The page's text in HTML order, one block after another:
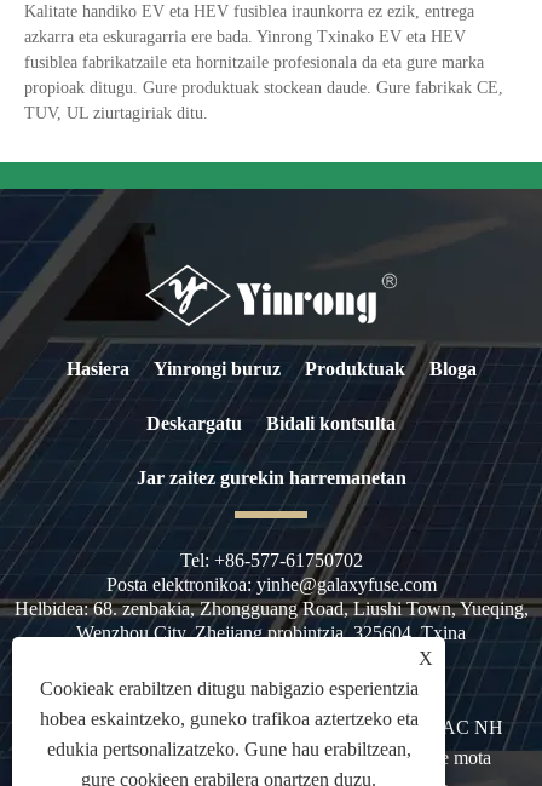
Kalitate handiko EV eta HEV fusiblea iraunkorra ez ezik, entrega
azkarra eta eskuragarria ere bada. Yinrong Txinako EV eta HEV
fusiblea fabrikatzaile eta hornitzaile profesionala da eta gure marka
propioak ditugu. Gure produktuak stockean daude. Gure fabrikak CE,
TUV, UL ziurtagiriak ditu.
Hasiera Yinrongi buruz Produktuak Bloga
Deskargatu Bidali kontsulta
Jar zaitez gurekin harremanetan
Tel: +86-577-61750702
Posta elektronikoa:yinhe@galaxyfuse.com
Helbidea:68. zenbakia, Zhongguang Road, Liushi Town, Yueqing,
Wenzhou City, Zhejiang probintzia, 325604, Txina
Copyright © 2023 Zhejiang Galaxy Fuse Co., Ltd. - AC NH
Labana-Blade HRC Fuse, Industrial Fuse, NH Fuse mota
X
Cookieak erabiltzen ditugu nabigazio esperientzia
hobea eskaintzeko, guneko trafikoa aztertzeko eta
edukia pertsonalizatzeko. Gune hau erabiltzean,
gure cookieen erabilera onartzen duzu.